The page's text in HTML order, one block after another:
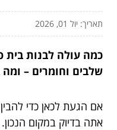
תאריך: יול 01, 2026
כמה עולה לבנות בית
שלבים וחומרים –
אם הגעת לכאן כדי להבין
אתה בדיוק במקום הנכון.